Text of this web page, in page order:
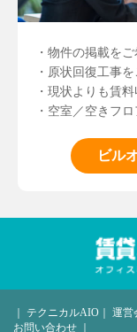
・物件の掲載を
・原状回復工事
・現状よりも賃
・空室／空きフ
ビル
｜ テクニカルAIO ｜ 運営
お問い合わせ ｜